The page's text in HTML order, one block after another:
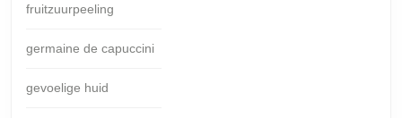
fruitzuurpeeling
germaine de capuccini
gevoelige huid